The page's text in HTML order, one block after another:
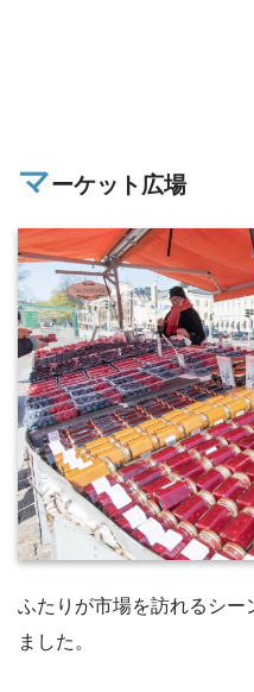
マーケット広場
ふたりが市場を訪れるシ
ました。